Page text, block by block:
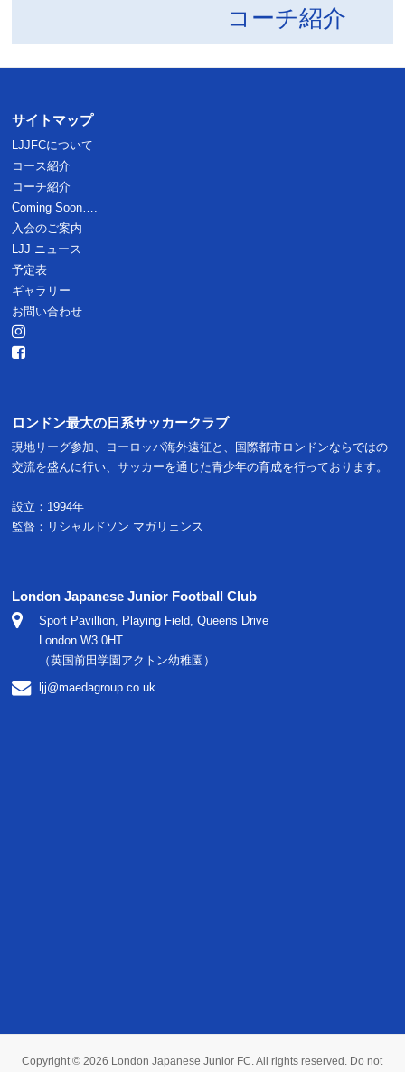
コーチ紹介
サイトマップ
LJJFCについて
コース紹介
コーチ紹介
Coming Soon….
入会のご案内
LJJ ニュース
予定表
ギャラリー
お問い合わせ
ロンドン最大の日系サッカークラブ
現地リーグ参加、ヨーロッパ海外遠征と、国際都市ロンドンならではの
交流を盛んに行い、サッカーを通じた青少年の育成を行っております。
設立：1994年
監督：リシャルドソン マガリェンス
London Japanese Junior Football Club
Sport Pavillion, Playing Field, Queens Drive
London W3 0HT
（英国前田学園アクトン幼稚園）
ljj@maedagroup.co.uk
Copyright © 2026 London Japanese Junior FC. All rights reserved. Do not